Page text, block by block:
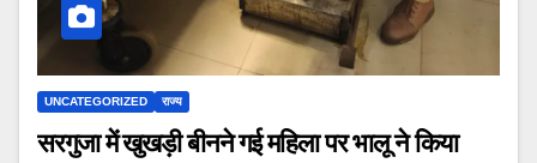
UNCATEGORIZED राज्य
सरगुजा में खुखड़ी बीनने गई महिला पर भालू ने किया